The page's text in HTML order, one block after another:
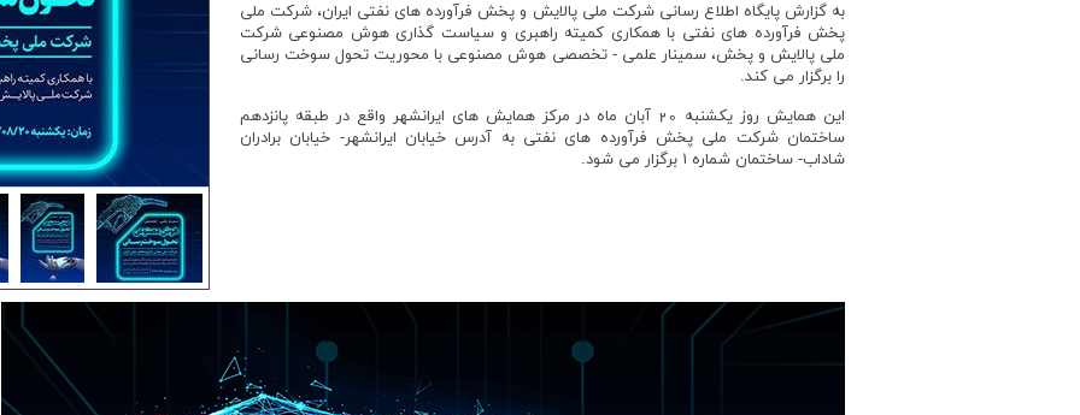
به گزارش پایگاه اطلاع رسانی شرکت ملی پالایش و پخش فرآورده های نفتی ایران، شرکت ملی
پخش فرآورده های نفتی با همکاری کمیته راهبری و سیاست گذاری هوش مصنوعی شرکت
ملی پالایش و پخش، سمینار علمی - تخصصی هوش مصنوعی با محوریت تحول سوخت رسانی
را برگزار می کند.
این همایش روز یکشنبه 20 آبان ماه در مرکز همایش های ایرانشهر واقع در طبقه پانزدهم
ساختمان شرکت ملی پخش فرآورده های نفتی به آدرس خیابان ایرانشهر- خیابان برادران
شاداب- ساختمان شماره ۱ برگزار می شود.